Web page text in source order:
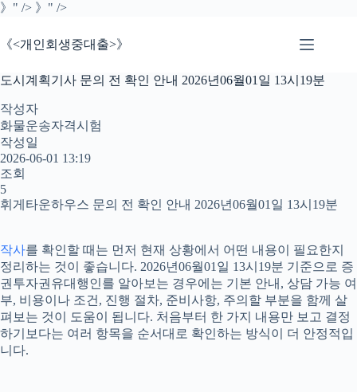
》" /> 》" />본
으
건
너
기
《<개인회생중대출>》
도시계획기사 문의 전 확인 안내 2026년06월01일 13시19분
작성자
화물운송자격시험
작성일
2026-06-01 13:19
조회
5
휘게타운하우스 문의 전 확인 안내 2026년06월01일 13시19분
작사를 확인할 때는 먼저 현재 상황에서 어떤 내용이 필요한지
정리하는 것이 좋습니다. 2026년06월01일 13시19분 기준으로 증
권투자권유대행인를 알아보는 경우에는 기본 안내, 상담 가능 여
부, 비용이나 조건, 진행 절차, 준비사항, 주의할 부분을 함께 살
펴보는 것이 도움이 됩니다. 처음부터 한 가지 내용만 보고 결정
하기보다는 여러 항목을 순서대로 확인하는 방식이 더 안정적입
니다.